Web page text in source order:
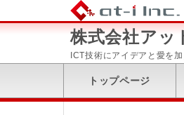
ICT技術にアイデアと愛を
株式会社アッ
トップページ